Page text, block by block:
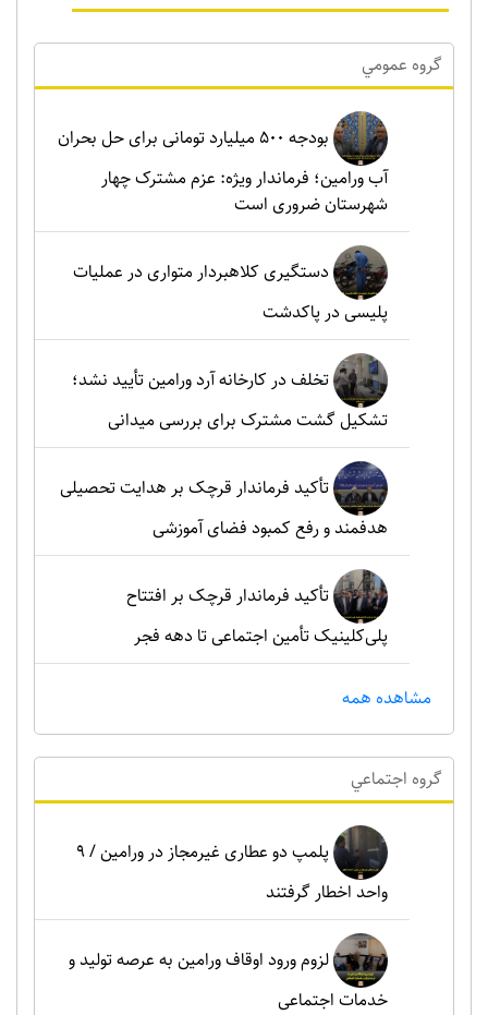
گروه عمومي
بودجه ۵۰۰ میلیارد تومانی برای حل بحران
آب ورامین؛ فرماندار ویژه: عزم مشترک چهار
شهرستان ضروری است
دستگیری کلاهبردار متواری در عملیات
پلیسی در پاکدشت
تخلف در کارخانه آرد ورامین تأیید نشد؛
تشکیل گشت مشترک برای بررسی میدانی
تأکید فرماندار قرچک بر هدایت تحصیلی
هدفمند و رفع کمبود فضای آموزشی
تأکید فرماندار قرچک بر افتتاح
پلی‌کلینیک تأمین اجتماعی تا دهه فجر
مشاهده همه
گروه اجتماعي
پلمپ دو عطاری غیرمجاز در ورامین / ۹
واحد اخطار گرفتند
لزوم ورود اوقاف ورامین به عرصه تولید و
خدمات اجتماعی